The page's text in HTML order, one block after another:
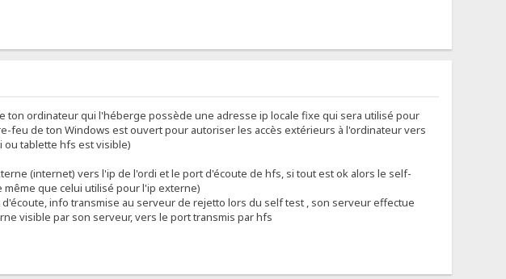
ordinateur qui l'héberge possède une adresse ip locale fixe qui sera utilisé pour
feu de ton Windows est ouvert pour autoriser les accès extérieurs à l'ordinateur vers
tablette hfs est visible)
(internet) vers l'ip de l'ordi et le port d'écoute de hfs, si tout est ok alors le self-
que celui utilisé pour l'ip externe)
info transmise au serveur de rejetto lors du self test , son serveur effectue
visible par son serveur, vers le port transmis par hfs